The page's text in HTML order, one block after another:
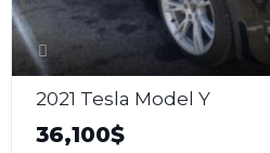
2021 Tesla Model Y
36,100$